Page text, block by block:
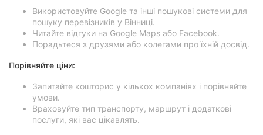
Використовуйте Google та інші пошукові системи для
пошуку перевізників у Вінниці.
Читайте відгуки на Google Maps або Facebook.
Порадьтеся з друзями або колегами про їхній досвід.
Порівняйте ціни:
Запитайте кошторис у кількох компаніях і порівняйте
умови.
Враховуйте тип транспорту, маршрут і додаткові
послуги, які вас цікавлять.